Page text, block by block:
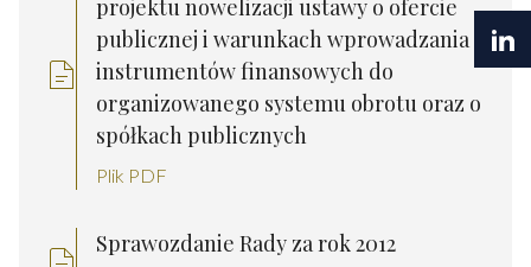
projektu nowelizacji ustawy o ofercie
publicznej i warunkach wprowadzania
instrumentów finansowych do
organizowanego systemu obrotu oraz o
spółkach publicznych
Plik PDF
Sprawozdanie Rady za rok 2012